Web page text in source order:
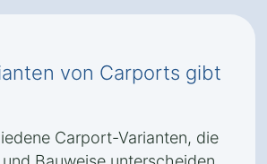
von Carports gibt
Carport-Varianten, die